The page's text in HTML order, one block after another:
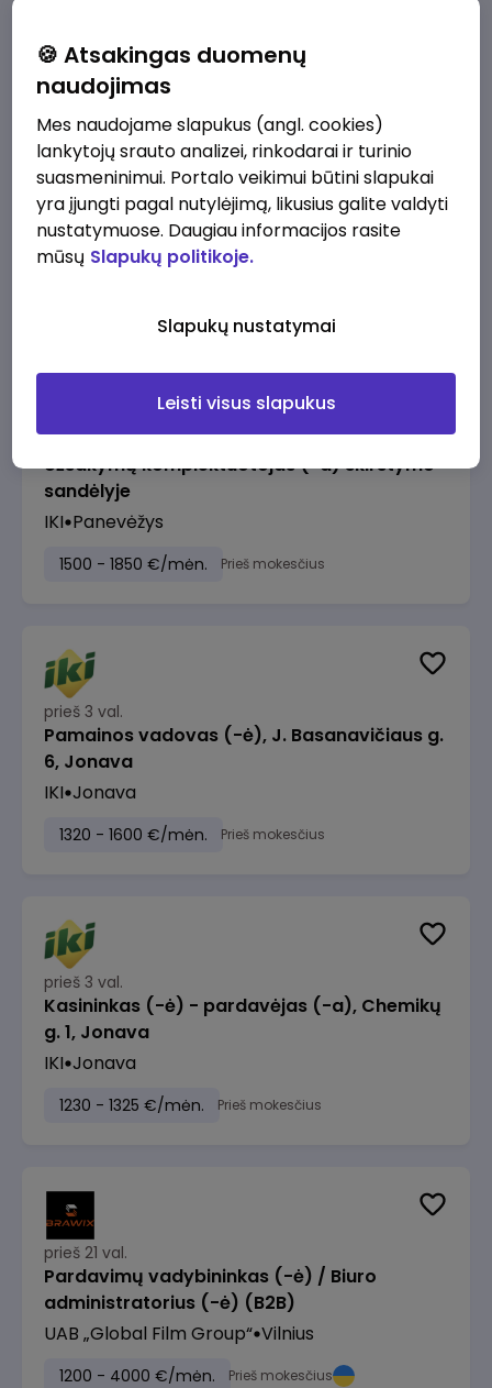
prieš 1 val.
Prekių surinkėjas (-a) - pickeris, Senasis
Ukmergės kelias 8, Avižieniai
IKI Vilnius
prieš 2 val.
Užsakymų komplektuotojas (-a) skirstymo
sandėlyje
IKI Panevėžys
1500 - 1850 €/mėn. Prieš mokesčius
prieš 3 val.
Pamainos vadovas (-ė), J. Basanavičiaus g.
6, Jonava
IKI Jonava
1320 - 1600 €/mėn. Prieš mokesčius
prieš 3 val.
Kasininkas (-ė) - pardavėjas (-a), Chemikų
g. 1, Jonava
IKI Jonava
1230 - 1325 €/mėn. Prieš mokesčius
prieš 21 val.
Pardavimų vadybininkas (-ė) / Biuro
administratorius (-ė) (B2B)
UAB „Global Film Group“ Vilnius
1200 - 4000 €/mėn. Prieš mokesčius
🍪 Atsakingas duomenų
naudojimas
Mes naudojame slapukus (angl. cookies)
lankytojų srauto analizei, rinkodarai ir turinio
suasmeninimui. Portalo veikimui būtini slapukai
yra įjungti pagal nutylėjimą, likusius galite valdyti
nustatymuose. Daugiau informacijos rasite
mūsų Slapukų politikoje.
Slapukų nustatymai
Leisti visus slapukus